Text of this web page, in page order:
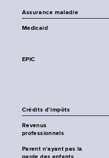
Assurance maladie
Medicaid
EPIC
Crédits d’impôts
Revenus
professionnels
Parent n’ayant pas la